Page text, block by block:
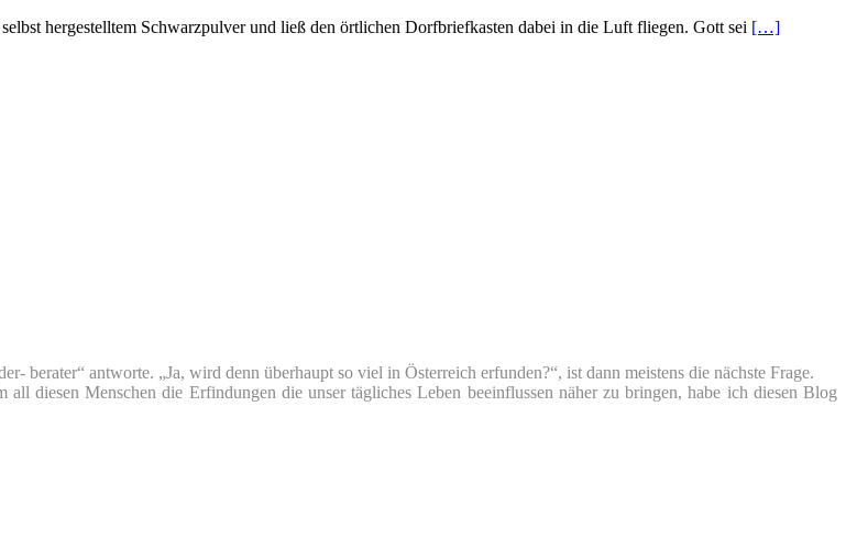
hergestelltem Schwarzpulver und ließ den örtlichen Dorfbriefkasten dabei in die Luft fliegen. Gott sei […]
berater“ antworte. „Ja, wird denn überhaupt so viel in Österreich erfunden?“, ist dann meistens die nächste Frage.
diesen Menschen die Erfindungen die unser tägliches Leben beeinflussen näher zu bringen, habe ich diesen Blog